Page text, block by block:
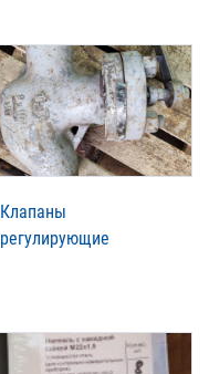
Клапаны
регулирующие